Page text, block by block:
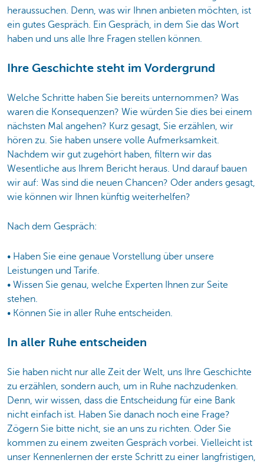
heraussuchen. Denn, was wir Ihnen anbieten möchten, ist
ein gutes Gespräch. Ein Gespräch, in dem Sie das Wort
haben und uns alle Ihre Fragen stellen können.
Ihre Geschichte steht im Vordergrund
Welche Schritte haben Sie bereits unternommen? Was
waren die Konsequenzen? Wie würden Sie dies bei einem
nächsten Mal angehen? Kurz gesagt, Sie erzählen, wir
hören zu. Sie haben unsere volle Aufmerksamkeit.
Nachdem wir gut zugehört haben, filtern wir das
Wesentliche aus Ihrem Bericht heraus. Und darauf bauen
wir auf: Was sind die neuen Chancen? Oder anders gesagt,
wie können wir Ihnen künftig weiterhelfen?
Nach dem Gespräch:
• Haben Sie eine genaue Vorstellung über unsere
Leistungen und Tarife.
• Wissen Sie genau, welche Experten Ihnen zur Seite
stehen.
• Können Sie in aller Ruhe entscheiden.
In aller Ruhe entscheiden
Sie haben nicht nur alle Zeit der Welt, uns Ihre Geschichte
zu erzählen, sondern auch, um in Ruhe nachzudenken.
Denn, wir wissen, dass die Entscheidung für eine Bank
nicht einfach ist. Haben Sie danach noch eine Frage?
Zögern Sie bitte nicht, sie an uns zu richten. Oder Sie
kommen zu einem zweiten Gespräch vorbei. Vielleicht ist
unser Kennenlernen der erste Schritt zu einer langfristigen,